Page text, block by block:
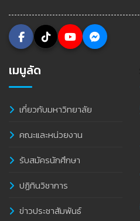
เมนูลัด
เกี่ยวกับมหาวิทยาลัย
คณะและหน่วยงาน
รับสมัครนักศึกษา
ปฏิทินวิชาการ
ข่าวประชาสัมพันธ์